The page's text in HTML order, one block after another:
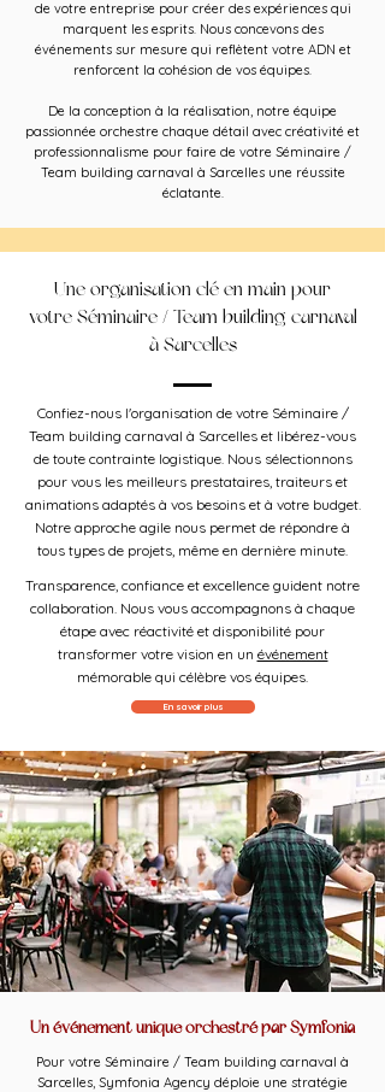
de votre entreprise pour créer des expériences qui
marquent les esprits. Nous concevons des
événements sur mesure qui reflètent votre ADN et
renforcent la cohésion de vos équipes.
De la conception à la réalisation, notre équipe
passionnée orchestre chaque détail avec créativité et
professionnalisme pour faire de votre Séminaire /
Team building carnaval à Sarcelles une réussite
éclatante.
Une organisation clé en main pour
votre Séminaire / Team building carnaval
à Sarcelles
Confiez-nous l'organisation de votre Séminaire /
Team building carnaval à Sarcelles et libérez-vous
de toute contrainte logistique. Nous sélectionnons
pour vous les meilleurs prestataires, traiteurs et
animations adaptés à vos besoins et à votre budget.
Notre approche agile nous permet de répondre à
tous types de projets, même en dernière minute.
Transparence, confiance et excellence guident notre
collaboration. Nous vous accompagnons à chaque
étape avec réactivité et disponibilité pour
transformer votre vision en un événement
mémorable qui célèbre vos équipes.
En savoir plus
Un événement unique orchestré par Symfonia
Pour votre Séminaire / Team building carnaval à
Sarcelles, Symfonia Agency déploie une stratégie